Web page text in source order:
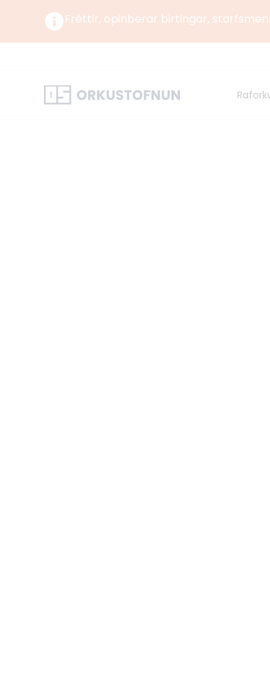
Fréttir, opinberar birtingar,
Um okkur
Orkustofnun starfar undir yfirstjórn Umhverfis-,